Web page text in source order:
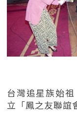
台灣追星族始
立「鳳之友聯誼